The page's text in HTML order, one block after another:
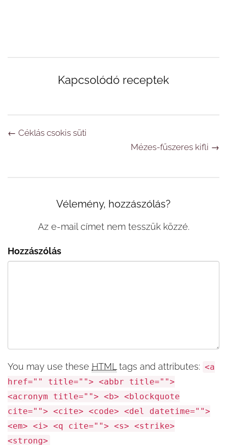
Kapcsolódó receptek
Navigáció
← Céklás csokis süti
Mézes-fűszeres kifli →
Vélemény, hozzászólás?
Az e-mail címet nem tesszük közzé.
Hozzászólás
You may use these HTMLtags and attributes: <a
href="" title=""> <abbr title="">
<acronym title=""> <b> <blockquote
cite=""> <cite> <code> <del datetime="">
<em> <i> <q cite=""> <s> <strike>
<strong>